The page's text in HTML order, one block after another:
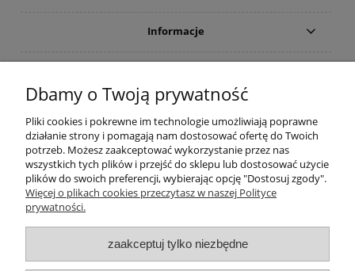
Informacje
PRODUCENCI
Popularne kategorie
Dive Factory 24-aleja 29 Listopada 165-
woj. małopolskie - NIP 9452184931
Dbamy o Twoją prywatność
Pliki cookies i pokrewne im technologie umożliwiają poprawne
działanie strony i pomagają nam dostosować ofertę do Twoich
potrzeb. Możesz zaakceptować wykorzystanie przez nas
wszystkich tych plików i przejść do sklepu lub dostosować użycie
plików do swoich preferencji, wybierając opcję "Dostosuj zgody".
Więcej o plikach cookies przeczytasz w naszej Polityce
prywatności.
zaakceptuj tylko niezbędne